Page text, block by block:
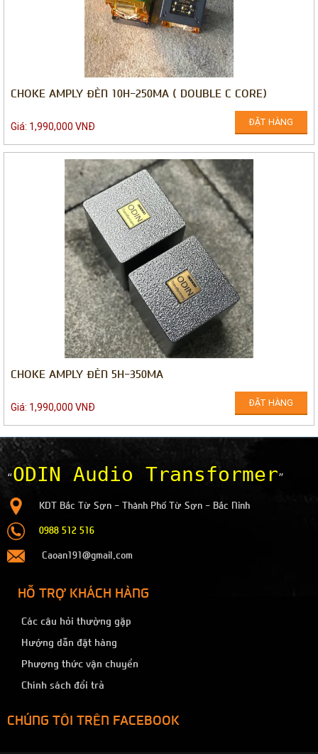
CHOKE AMPLY ĐÈN 10H-250MA ( DOUBLE C CORE)
Giá: 1,990,000 VNĐ ĐẶT HÀNG
CHOKE AMPLY ĐÈN 5H-350MA
Giá: 1,990,000 VNĐ ĐẶT HÀNG
ODIN Audio Transformer
KDT Bắc Từ Sơn - Thành Phố Từ Sơn - Bắc Ninh
0988 512 516
Caoan191@gmail.com
HỖ TRỢ KHÁCH HÀNG
Các câu hỏi thường gặp
Hướng dẫn đặt hàng
Phương thức vận chuyển
Chính sách đổi trả
CHÚNG TÔI TRÊN FACEBOOK